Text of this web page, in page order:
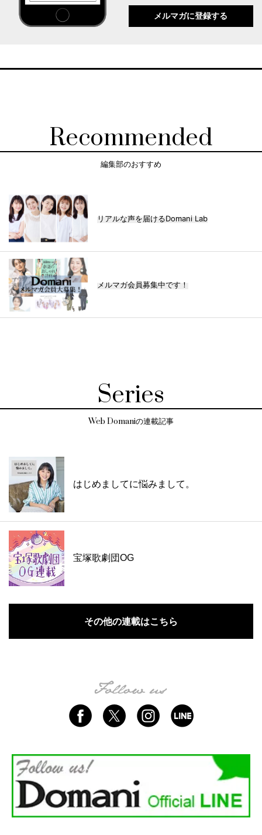
メルマガに登録する
Recommended
編集部のおすすめ
リアルな声を届けるDomani Lab
メルマガ会員募集中です！
Series
Web Domaniの連載記事
はじめましてに悩みまして。
宝塚歌劇団OG
その他の連載はこちら